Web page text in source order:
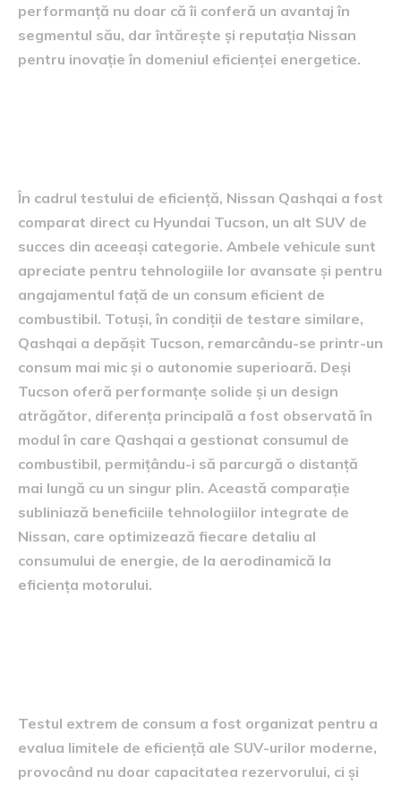
performanță nu doar că îi conferă un avantaj în
segmentul său, dar întărește și reputația Nissan
pentru inovație în domeniul eficienței energetice.
În cadrul testului de eficiență, Nissan Qashqai a fost
comparat direct cu Hyundai Tucson, un alt SUV de
succes din aceeași categorie. Ambele vehicule sunt
apreciate pentru tehnologiile lor avansate și pentru
angajamentul față de un consum eficient de
combustibil. Totuși, în condiții de testare similare,
Qashqai a depășit Tucson, remarcându-se printr-un
consum mai mic și o autonomie superioară. Deși
Tucson oferă performanțe solide și un design
atrăgător, diferența principală a fost observată în
modul în care Qashqai a gestionat consumul de
combustibil, permițându-i să parcurgă o distanță
mai lungă cu un singur plin. Această comparație
subliniază beneficiile tehnologiilor integrate de
Nissan, care optimizează fiecare detaliu al
consumului de energie, de la aerodinamică la
eficiența motorului.
Testul extrem de consum a fost organizat pentru a
evalua limitele de eficiență ale SUV-urilor moderne,
provocând nu doar capacitatea rezervorului, ci și